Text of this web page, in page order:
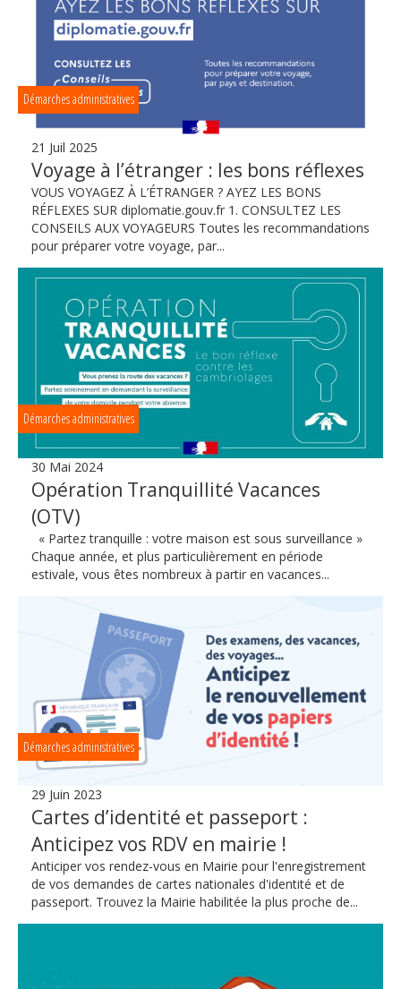
Démarches administratives
21 Juil 2025
Voyage à l’étranger : les bons réflexes
VOUS VOYAGEZ À L’ÉTRANGER ? AYEZ LES BONS
RÉFLEXES SUR diplomatie.gouv.fr 1. CONSULTEZ LES
CONSEILS AUX VOYAGEURS Toutes les recommandations
pour préparer votre voyage, par...
Démarches administratives
30 Mai 2024
Opération Tranquillité Vacances
(OTV)
« Partez tranquille : votre maison est sous surveillance »
Chaque année, et plus particulièrement en période
estivale, vous êtes nombreux à partir en vacances...
Démarches administratives
29 Juin 2023
Cartes d’identité et passeport :
Anticipez vos RDV en mairie !
Anticiper vos rendez-vous en Mairie pour l'enregistrement
de vos demandes de cartes nationales d'identité et de
passeport. Trouvez la Mairie habilitée la plus proche de...